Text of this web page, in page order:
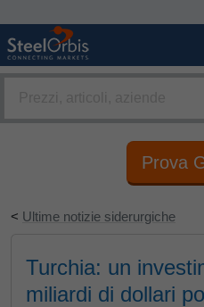
Prova
< Ultime notizie siderurgiche
Turchia: un
miliardi di dollari